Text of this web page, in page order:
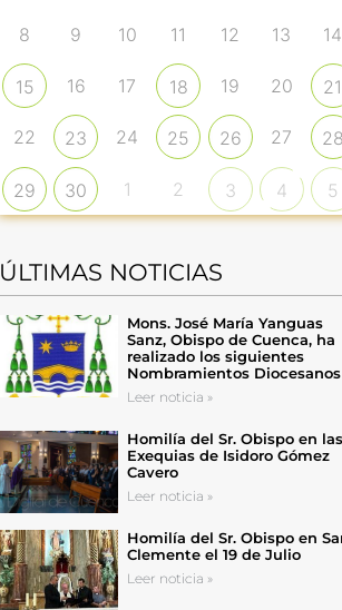
8 9 10 11 12 13 14
15 16 17 18 19 20 21
22 23 24 25 26 27 28
29 30 1 2 3 4 5
ÚLTIMAS NOTICIAS
Mons. José María Yanguas
Sanz, Obispo de Cuenca, ha
realizado los siguientes
Nombramientos Diocesanos
Leer noticia »
Homilía del Sr. Obispo en las
Exequias de Isidoro Gómez
Cavero
Leer noticia »
Homilía del Sr. Obispo en
Clemente el 19 de Julio
Leer noticia »